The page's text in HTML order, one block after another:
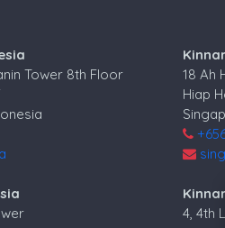
Tower 8th Floor
18 Ah
Hiap
4, 4th